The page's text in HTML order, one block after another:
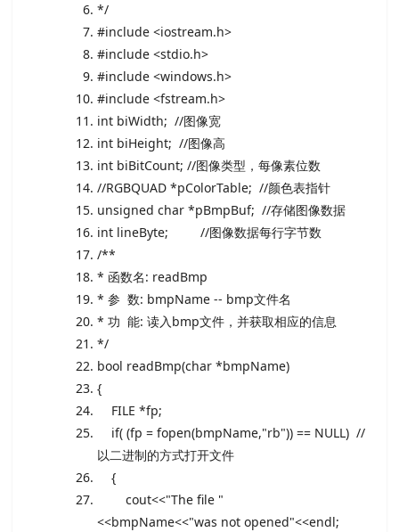
*/
#include <iostream.h>
#include <stdio.h>
#include <windows.h>
#include <fstream.h>
int biWidth;//图像宽
int biHeight;//图像高
int biBitCount;//图像类型，每像素位数
//RGBQUAD *pColorTable; //颜色表指针
unsignedchar *pBmpBuf;//存储图像数据
int lineByte;//图像数据每行字节数
/**
* 函数名: readBmp
* 参 数: bmpName -- bmp文件名
* 功 能: 读入bmp文件，并获取相应的信息
*/
bool readBmp(char *bmpName)
{
FILE *fp;
if( (fp = fopen(bmpName,"rb")) == NULL)//
以二进制的方式打开文件
{
cout<<"The file "
<<bmpName<<"was not opened"<<endl;